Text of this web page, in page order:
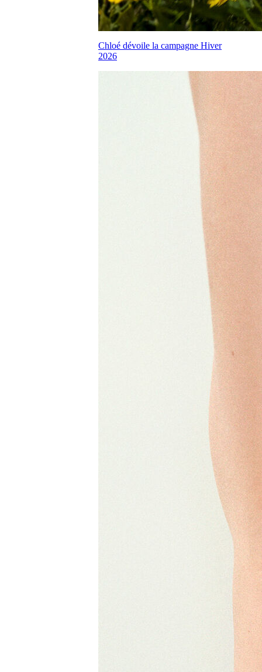
Chloé dévoile la campagne Hiver
2026